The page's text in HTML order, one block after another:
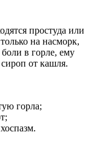
простуда или
на насморк,
в горле, ему
от кашля.
горла;